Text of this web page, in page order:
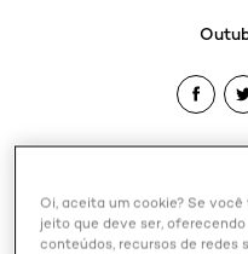
ingredientes que
séruns e sabonetes que
Oi, aceita um cookie? Se
jeito que deve ser,
conteúdos, recursos de redes